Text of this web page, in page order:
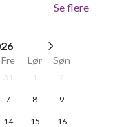
Se flere
Fre Lør Søn
31 1 2
7 8 9
14 15 16